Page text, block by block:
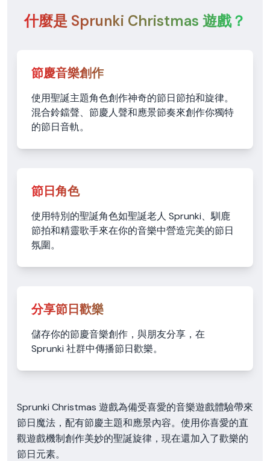
什麼是 Sprunki Christmas 遊戲？
節慶音樂創作
使用聖誕主題角色創作神奇的節日節拍和旋律。
混合鈴鐺聲、節慶人聲和應景節奏來創作你獨特
的節日音軌。
節日角色
使用特別的聖誕角色如聖誕老人 Sprunki、馴鹿
節拍和精靈歌手來在你的音樂中營造完美的節日
氛圍。
分享節日歡樂
儲存你的節慶音樂創作，與朋友分享，在
Sprunki 社群中傳播節日歡樂。
Sprunki Christmas 遊戲為備受喜愛的音樂遊戲體驗帶來
節日魔法，配有節慶主題和應景內容。使用你喜愛的直
觀遊戲機制創作美妙的聖誕旋律，現在還加入了歡樂的
節日元素。